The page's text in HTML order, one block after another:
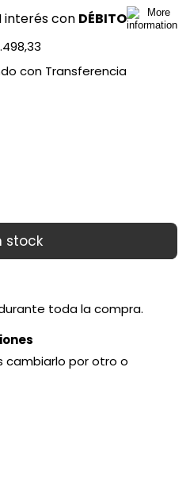
interés con DÉBITO
con Transferencia
toda la compra.
cambiarlo por otro o